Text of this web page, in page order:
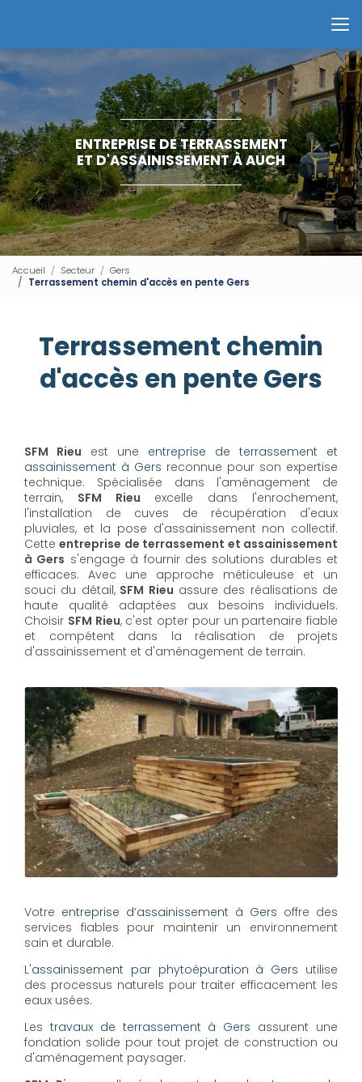
principal
ENTREPRISE DE TERRASSEMENT
ET D'ASSAINISSEMENT À AUCH
Accueil Secteur
Gers
Terrassement chemin d'accès en pente Gers
Terrassement chemin
d'accès en pente Gers
SFM Rieu est une entreprise de terrassement et
assainissement à Gers reconnue pour son expertise
technique. Spécialisée dans l'aménagement de
terrain, SFM Rieu excelle dans l'enrochement,
l'installation de cuves de récupération d'eaux
pluviales, et la pose d'assainissement non collectif.
Cetteentreprise de terrassement et assainissement
à Gers s'engage à fournir des solutions durables et
efficaces. Avec une approche méticuleuse et un
souci du détail,SFM Rieu assure des réalisations de
haute qualité adaptées aux besoins individuels.
Choisir SFM Rieu, c'est opter pour un partenaire fiable
et compétent dans la réalisation de projets
d'assainissement et d'aménagement de terrain.
Votre entreprise d’assainissement à Gers offre des
services fiables pour maintenir un environnement
sain et durable.
L'assainissement par phytoépuration à Gers utilise
des processus naturels pour traiter efficacement les
eaux usées.
Les travaux de terrassement à Gers assurent une
fondation solide pour tout projet de construction ou
d'aménagement paysager.